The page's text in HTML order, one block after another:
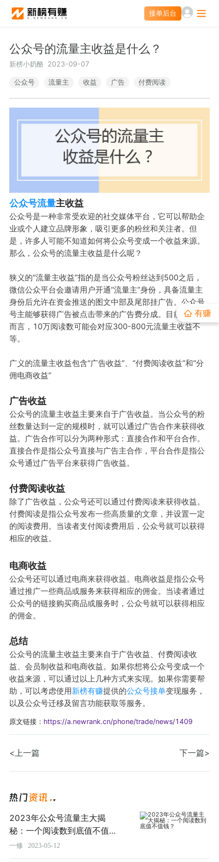
接单后台
公众号的流量主收益是什么？
新榜小奶酪 2023-09-07
公众号 流量主 收益 广告 付费阅读
公众号流量主收益
公众号是一种非常受欢迎的社交媒体平台，它可以帮助企
业或个人建立品牌形象，吸引更多的粉丝和关注者。但
是，许多人可能不知道如何将公众号变成一个收益来源。
那么，公众号的流量主收益是什么呢？
狭义的“流量主收益”指的是当公众号粉丝达到500之后，
微信公众平台会邀请用户开通“流量主”身份，具备流量主
身份后允许在资金推送的图文中部及尾部挂广告。公众号
号主能够获得广告被点击带来的广告费分成。目前，一般
而言，10万阅读数可能会对应300-800元流量主收益不
等。
广义的流量主收益包含“广告收益”、“付费阅读收益”和“分
佣电商收益”
广告收益
公众号的流量主收益主要来自于广告收益。当公众号的粉
丝数量达到一定的规模时，就可以通过广告合作来获得收
益。广告合作可以分为两种形式：直接合作和平台合作。
直接合作是指公众号直接与广告主合作，平台合作是指公
众号通过广告平台来获得广告收益。
付费阅读收益
除了广告收益，公众号还可以通过付费阅读来获得收益。
付费阅读是指公众号发布一些高质量的文章，并设置一定
的阅读费用。当读者支付阅读费用后，公众号就可以获得
相应的收益。
电商收益
公众号还可以通过电商来获得收益。电商收益是指公众号
通过推广一些商品或服务来获得相应的佣金。当读者通过
公众号的链接购买商品或服务时，公众号就可以获得相应
的佣金。
总结
公众号的流量主收益主要来自于广告收益、付费阅读收
益、会员制收益和电商收益。如果你想将公众号变成一个
收益来源，可以通过以上几种方式来实现。如果你需要帮
助，可以考虑使用新榜有赚提供的公众号接单变现服务，
以及公众号迁移及留言功能获取等服务。
原文链接： https://a.newrank.cn/phone/trade/news/1409
<上一篇 下一篇>
2023年公众号流量主大揭
秘：一个阅读数到底值不值
钱？
一修 2023-05-12
有赚
接单后台
营销服务
素人推广 营销智库
小红书聚光投放 爆文灵感库
APP新媒体推广
小红书素人推广
公众号接单 多平台接单
有赚资讯
接单变现
运营动态
行业报告
暂无数据